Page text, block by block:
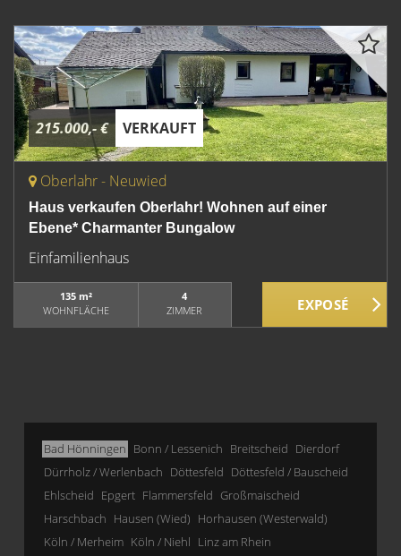
215.000,- € VERKAUFT
Oberlahr - Neuwied
Haus verkaufen Oberlahr! Wohnen auf einer
Ebene* Charmanter Bungalow
Einfamilienhaus
135 m²
WOHNFLÄCHE
4
ZIMMER
Bad Hönningen Bonn / Lessenich Breitscheid Dierdorf
Dürrholz / Werlenbach Döttesfeld Döttesfeld / Bauscheid
Ehlscheid Epgert Flammersfeld Großmaischeid
Harschbach Hausen (Wied) Horhausen (Westerwald)
Köln / Merheim Köln / Niehl Linz am Rhein